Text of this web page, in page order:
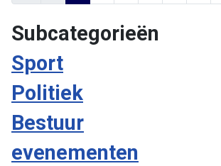
Subcategorieën
Sport
Politiek
Bestuur
evenementen